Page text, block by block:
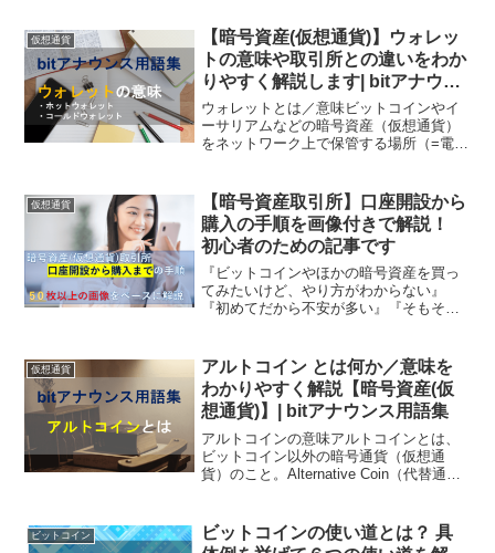
仮想通貨
【暗号資産(仮想通貨)】ウォレッ
トの意味や取引所との違いをわか
りやすく解説します| bitアナウン
ス用語集
ウォレットとは／意味ビットコインやイ
ーサリアムなどの暗号資産（仮想通貨）
をネットワーク上で保管する場所（=電子
それぞれにメリット・デメリットが存在
します。・ホットウォレ...
仮想通貨
【暗号資産取引所】口座開設から
購入の手順を画像付きで解説！
初心者のための記事です
『ビットコインやほかの暗号資産を買っ
てみたいけど、やり方がわからない』
『初めてだから不安が多い』『そもそも
号資産に興味があっても、いざ始めよう
とすると不安が大きくなりま...
仮想通貨
アルトコイン とは何か／意味を
わかりやすく解説【暗号資産(仮
想通貨)】| bitアナウンス用語集
アルトコインの意味アルトコインとは、
ビットコイン以外の暗号通貨（仮想通
貨）のこと。Alternative Coin（代替通
いものは草コインと呼ばれています。
アルトコイ...
ビットコイン
ビットコインの使い道とは？ 具